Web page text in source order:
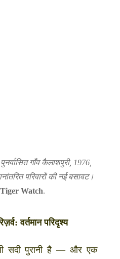
गाँव कैलाशपुरी, 1976,
परिवारों की नई बसावट।
Tiger Watch.
वर्तमान परिदृश्य
सदी पुरानी है — और एक